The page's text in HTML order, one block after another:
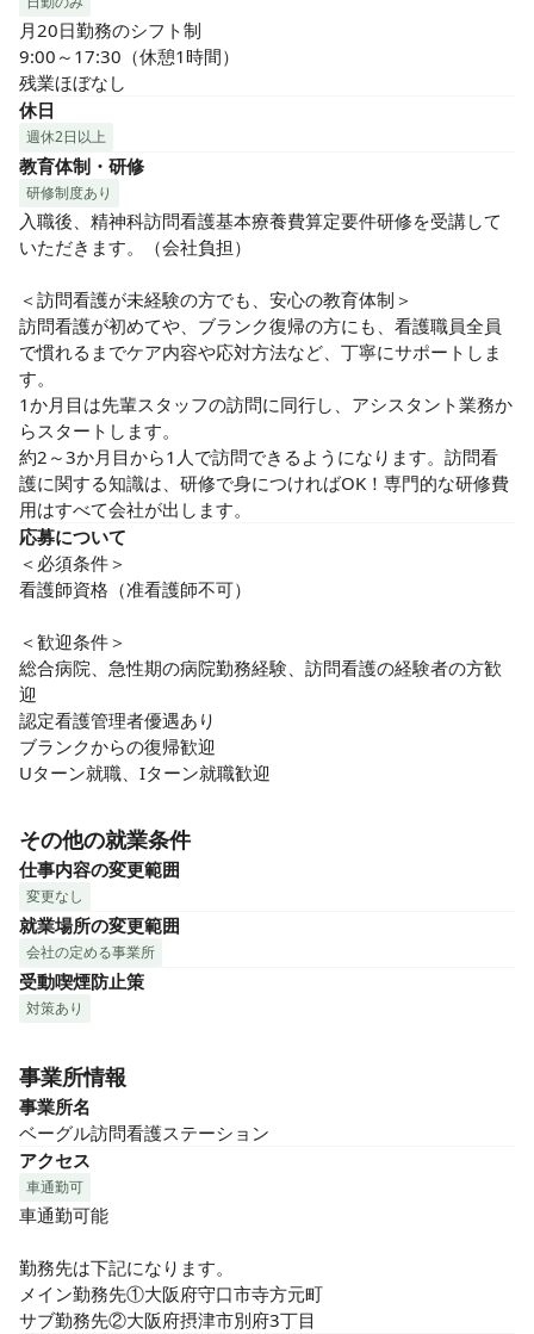
月20日勤務のシフト制
9:00～17:30（休憩1時間）
残業ほぼなし
休日
週休2日以上
教育体制・研修
研修制度あり
入職後、精神科訪問看護基本療養費算定要件研修を受講して
いただきます。（会社負担）
＜訪問看護が未経験の方でも、安心の教育体制＞
訪問看護が初めてや、ブランク復帰の方にも、看護職員全員
で慣れるまでケア内容や応対方法など、丁寧にサポートしま
す。
1か月目は先輩スタッフの訪問に同行し、アシスタント業務か
らスタートします。
約2～3か月目から1人で訪問できるようになります。訪問看
護に関する知識は、研修で身につければOK！専門的な研修費
用はすべて会社が出します。
応募について
＜必須条件＞
看護師資格（准看護師不可）
＜歓迎条件＞
総合病院、急性期の病院勤務経験、訪問看護の経験者の方歓
迎
認定看護管理者優遇あり
ブランクからの復帰歓迎
Uターン就職、Iターン就職歓迎
その他の就業条件
仕事内容の変更範囲
変更なし
就業場所の変更範囲
会社の定める事業所
受動喫煙防止策
対策あり
事業所情報
事業所名
ベーグル訪問看護ステーション
アクセス
車通勤可
車通勤可能
勤務先は下記になります。
メイン勤務先①大阪府守口市寺方元町
サブ勤務先②大阪府摂津市別府3丁目